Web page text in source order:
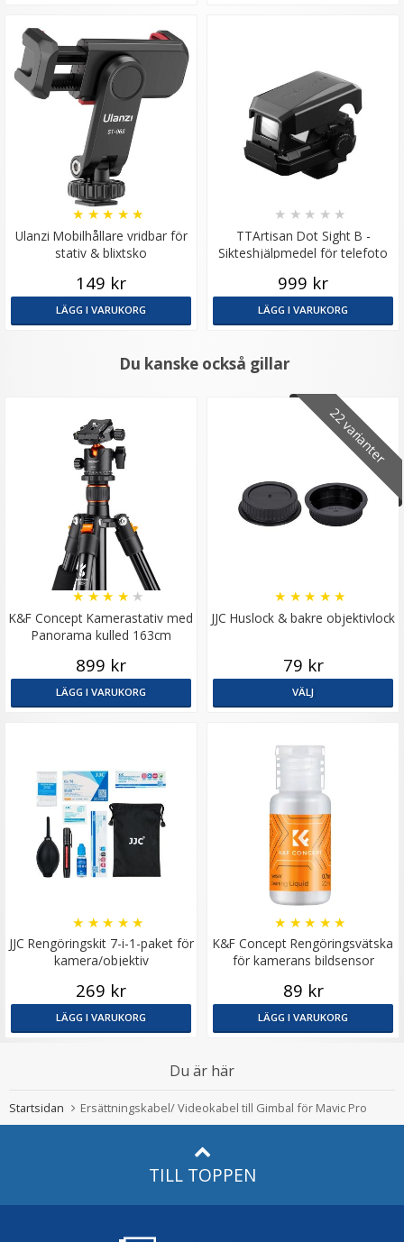
Ulanzi Mobilhållare vridbar för
stativ & blixtsko
★ ★ ★ ★ ★
149 kr
LÄGG I VARUKORG
TTArtisan Dot Sight B -
Sikteshjälpmedel för telefoto
★ ★ ★ ★ ★
999 kr
LÄGG I VARUKORG
Du kanske också gillar
K&F Concept Kamerastativ med
Panorama kulled 163cm
★★★ ★ ★
899 kr
LÄGG I VARUKORG
22 varianter
JJC Huslock & bakre objektivlock
★ ★ ★ ★ ★
79 kr
VÄLJ
JJC Rengöringskit 7-i-1-paket för
kamera/objektiv
★ ★ ★ ★ ★
269 kr
LÄGG I VARUKORG
K&F Concept Rengöringsvätska
för kamerans bildsensor
★ ★ ★ ★ ★
89 kr
LÄGG I VARUKORG
Du är här
Startsidan Ersättningskabel/ Videokabel till Gimbal för Mavic Pro
TILL TOPPEN